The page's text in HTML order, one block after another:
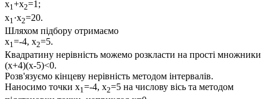
x1+x2=1;
x1 ·x2=20.
Шляхом підбору отримаємо
x1 =-4, x2=5.
Квадратину нерівність можемо розкласти на прості множники
(x+4)(x-5)<0.
Розв'язуємо кінцеву нерівність методом інтервалів.
Наносимо точки x1=-4, x2=5 на числову вісь та методом